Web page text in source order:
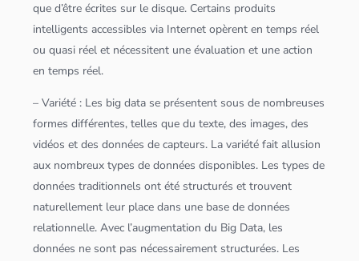
que d’être écrites sur le disque. Certains produits
intelligents accessibles via Internet opèrent en temps réel
ou quasi réel et nécessitent une évaluation et une action
en temps réel.
– Variété : Les big data se présentent sous de nombreuses
formes différentes, telles que du texte, des images, des
vidéos et desdonnées de capteurs. La variété fait allusion
aux nombreux types dedonnées disponibles. Les types de
données traditionnels ont été structurés et trouvent
naturellement leur place dans une base dedonnées
relationnelle. Avec l’augmentation du Big Data, les
données ne sont pas nécessairement structurées. Les